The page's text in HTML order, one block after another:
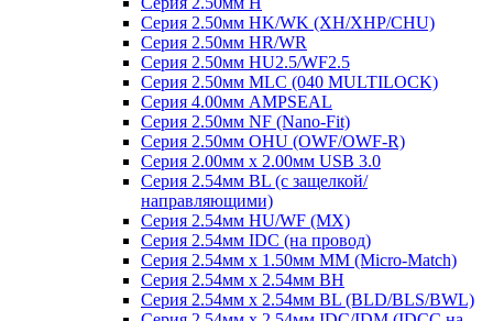
Серия 2.50мм HK/WK (XH/XHP/CHU)
Серия 2.50мм HR/WR
Серия 2.50мм HU2.5/WF2.5
Серия 2.50мм MLC (040 MULTILOCK)
Серия 4.00мм AMPSEAL
Серия 2.50мм NF (Nano-Fit)
Серия 2.50мм OHU (OWF/OWF-R)
Серия 2.00мм x 2.00мм USB 3.0
Серия 2.54мм BL (с защелкой/
направляющими)
Серия 2.54мм HU/WF (MX)
Серия 2.54мм IDC (на провод)
Серия 2.54мм х 1.50мм MM (Micro-Match)
Серия 2.54мм х 2.54мм BH
Серия 2.54мм х 2.54мм BL (BLD/BLS/BWL)